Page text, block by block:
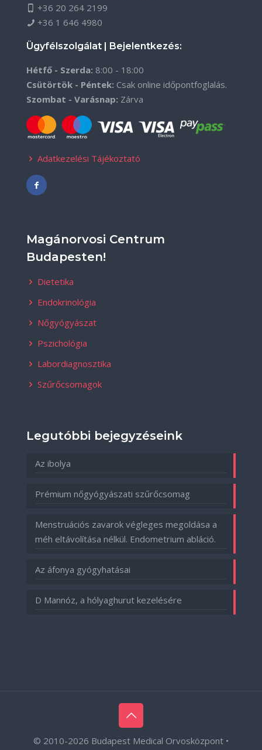
+36 20 264 2199
+36 1 646 4980
Ügyfélszolgálat | Bejelentkezés:
Hétfő - Szerda: 8:00 - 18:00
Csütörtök - Péntek: Csak online időpontfoglalás.
Szombat - Varásnap: Zárva
Adatkezelési Tájékoztató
Magánorvosi Centrum
Budapesten!
Dietetika
Endokrinológia
Nőgyógyászat
Pszichológia
Labordiagnosztika
Szűrőcsomagok
Legutóbbi bejegyzéseink
Az ibolya
Prémium nőgyógyászati szűrőcsomag
Menstruációs zavarok végleges megoldása a
méh eltávolítása nélkül. Endometrium abláció.
Az áfonya gyógyhatásai
D Mannóz, a hólyaghurut kezelésére
© 2010-2026 Budapest Medical Orvosközpont •